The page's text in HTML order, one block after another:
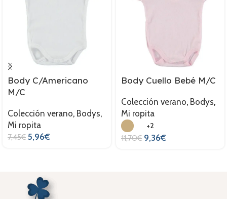
Body C/Americano
M/C
Colección verano, Bodys,
Mi ropita
7,45€ 5,96€
Body Cuello Bebé M/C
Colección verano, Bodys,
Mi ropita
+2
11,70€ 9,36€